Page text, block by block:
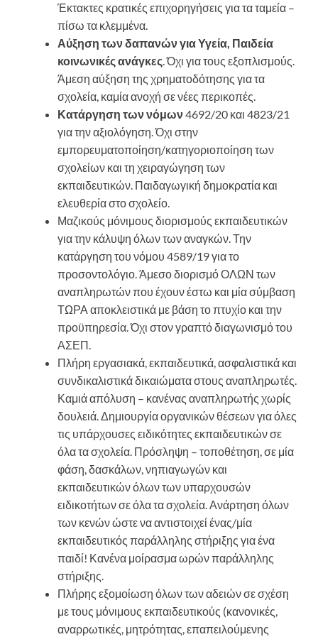
Έκτακτες κρατικές επιχορηγήσεις για τα ταμεία –
πίσω τα κλεμμένα.
Αύξηση των δαπανών για Υγεία, Παιδεία
κοινωνικές ανάγκες. Όχι για τους εξοπλισμούς.
Άμεση αύξηση της χρηματοδότησης για τα
σχολεία, καμία ανοχή σε νέες περικοπές.
Κατάργηση των νόμων4692/20 και 4823/21
για την αξιολόγηση. Όχι στην
εμπορευματοποίηση/κατηγοριοποίηση των
σχολείων και τη χειραγώγηση των
εκπαιδευτικών. Παιδαγωγική δημοκρατία και
ελευθερία στο σχολείο.
Μαζικούς μόνιμους διορισμούς εκπαιδευτικών
για την κάλυψη όλων των αναγκών. Την
κατάργηση του νόμου 4589/19 για το
προσοντολόγιο. Άμεσο διορισμό ΟΛΩΝ των
αναπληρωτών που έχουν έστω και μία σύμβαση
ΤΩΡΑ αποκλειστικά με βάση το πτυχίο και την
προϋπηρεσία. Όχι στον γραπτό διαγωνισμό του
ΑΣΕΠ.
Πλήρη εργασιακά, εκπαιδευτικά, ασφαλιστικά και
συνδικαλιστικά δικαιώματα στους αναπληρωτές.
Καμιά απόλυση – κανένας αναπληρωτής χωρίς
δουλειά. Δημιουργία οργανικών θέσεων για όλες
τις υπάρχουσες ειδικότητες εκπαιδευτικών σε
όλα τα σχολεία. Πρόσληψη – τοποθέτηση, σε μία
φάση, δασκάλων, νηπιαγωγών και
εκπαιδευτικών όλων των υπαρχουσών
ειδικοτήτων σε όλα τα σχολεία. Ανάρτηση όλων
των κενών ώστε να αντιστοιχεί ένας/μία
εκπαιδευτικός παράλληλης στήριξης για ένα
παιδί! Κανένα μοίρασμα ωρών παράλληλης
στήριξης.
Πλήρης εξομοίωση όλων των αδειών σε σχέση
με τους μόνιμους εκπαιδευτικούς (κανονικές,
αναρρωτικές, μητρότητας, επαπειλούμενης